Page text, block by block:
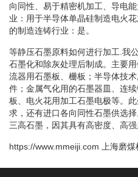
向同性、易于精密机加工、导电
业：用于半导体单晶硅制造电火
的制造连铸行业：是。
等静压石墨原料如何进行加工.我
石墨化和除灰处理后制成。主要
流器用石墨板、栅板；半导体技
件；金属气化用的石墨器皿、连
板、电火花用加工石墨电极等。
求，还有进口各向同性石墨供选
三高石墨，因其具有高密度、高强
https://www.mmeiji.com 上海磨